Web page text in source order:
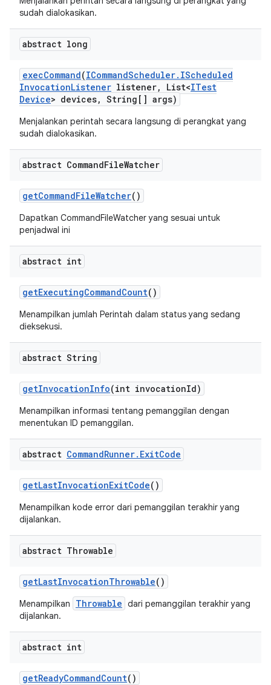
sudah dialokasikan.
abstract long
execCommand(ICommandScheduler. IScheduled
InvocationListener listener, List<ITest
Device> devices, String[] args)
Menjalankan perintah secara langsung di perangkat yang
sudah dialokasikan.
abstract CommandFileWatcher
getCommandFileWatcher()
Dapatkan CommandFileWatcher yang sesuai untuk
penjadwal ini
abstract int
getExecutingCommandCount()
Menampilkan jumlah Perintah dalam status yang sedang
dieksekusi.
abstract String
getInvocationInfo(int invocationId)
Menampilkan informasi tentang pemanggilan dengan
menentukan ID pemanggilan.
abstract CommandRunner. ExitCode
getLastInvocationExitCode()
Menampilkan kode error dari pemanggilan terakhir yang
dijalankan.
abstract Throwable
getLastInvocationThrowable()
Menampilkan Throwable dari pemanggilan terakhir yang
dijalankan.
abstract int
getReadyCommandCount()